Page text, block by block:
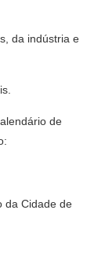
da indústria e
de
da Cidade de